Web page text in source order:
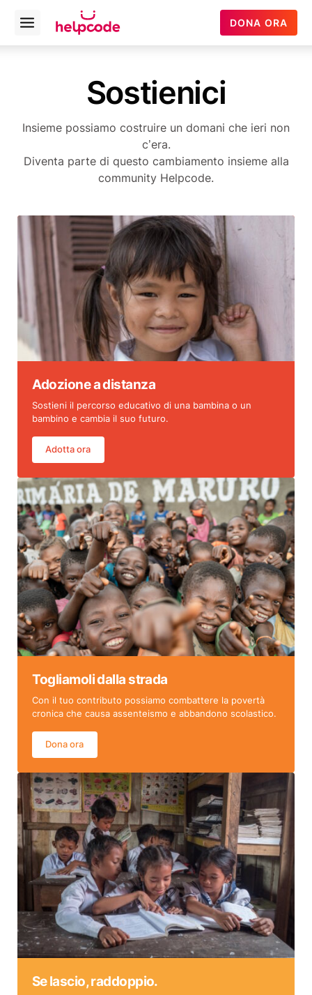
Helpcode
Italia
Open
menu
DONA ORA
Sostienici
Insieme possiamo costruire un domani che ieri non
c’era.
Diventa parte di questo cambiamento insieme alla
community Helpcode.
Adozione a distanza
Sostieni il percorso educativo di una bambina o un
bambino e cambia il suo futuro.
Adotta ora
Togliamoli dalla strada
Con il tuo contributo possiamo combattere la povertà
cronica che causa assenteismo e abbandono scolastico.
Dona ora
Se lascio, raddoppio.